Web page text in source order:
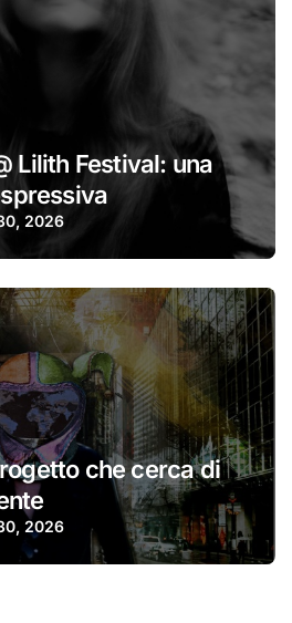
Lilith Festival: una
2026
che cerca di
2026